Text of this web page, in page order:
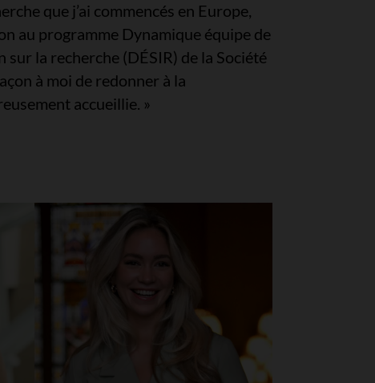
que j’ai commencés en Europe,
au programme Dynamique équipe de
la recherche (DÉSIR) de la Société
à moi de redonner à la
accueillie. »